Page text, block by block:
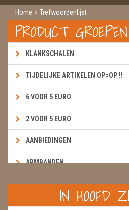
Home Trefwoordenlijst
PRODUCT GROEPEN
KLANKSCHALEN
TIJDELIJKE ARTIKELEN OP=OP !!
6 VOOR 5 EURO
2 VOOR 5 EURO
AANBIEDINGEN
ARMBANDEN
BOEKEN & KAARTEN E.A.R.T.H.
BOLLEN IN HOOFD